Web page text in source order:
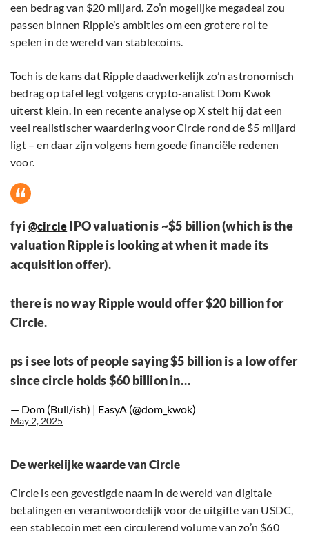
een bedrag van $20 miljard. Zo’n mogelijke megadeal zou
passen binnen Ripple’s ambities om een grotere rol te
spelen in de wereld van stablecoins.
Toch is de kans dat Ripple daadwerkelijk zo’n astronomisch
bedrag op tafel legt volgens crypto-analist Dom Kwok
uiterst klein. In een recente analyse op X stelt hij dat een
veel realistischer waardering voor Circle rond de $5 miljard
ligt – en daar zijn volgens hem goede financiële redenen
voor.
fyi @circle IPO valuation is ~$5 billion (which is the
valuation Ripple is looking at when it made its
acquisition offer).
there is no way Ripple would offer $20 billion for
Circle.
ps i see lots of people saying $5 billion is a low offer
since circle holds $60 billion in…
— Dom (Bull/ish) | EasyA (@dom_kwok)
May 2, 2025
De werkelijke waarde van Circle
Circle is een gevestigde naam in de wereld van digitale
betalingen en verantwoordelijk voor de uitgifte van USDC,
een stablecoin met een circulerend volume van zo’n $60